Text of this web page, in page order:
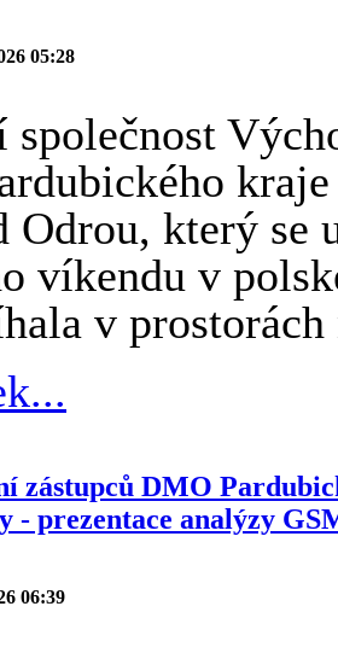
05:28
společnost
Odrou, který se
víkendu v
v
zástupců DMO
- prezentace analýzy
06:39